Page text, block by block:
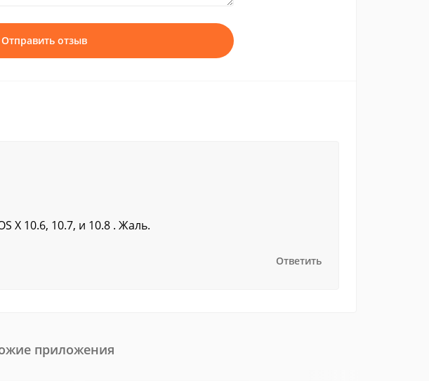
Отправить отзыв
X 10.6, 10.7, и 10.8 . Жаль.
Ответить
приложения